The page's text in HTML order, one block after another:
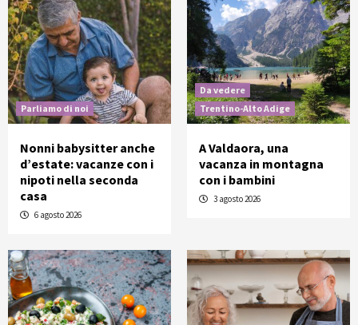
Parliamo di noi
Nonni babysitter anche
d’estate: vacanze con i
nipoti nella seconda
casa
6 agosto 2026
Da vedere
Trentino-Alto Adige
A Valdaora, una
vacanza in montagna
con i bambini
3 agosto 2026